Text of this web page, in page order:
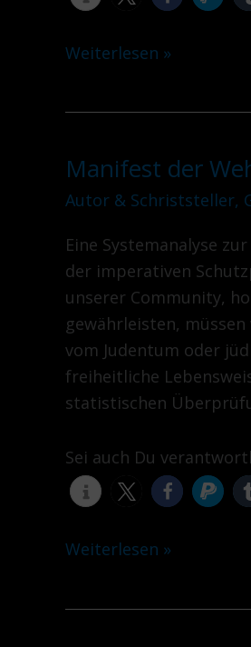
Weiterlesen »
Manifest der
Autor & Schriststeller,
Eine Systemanalyse
der imperativen
unserer Community,
gewährleisten,
vom Judentum oder
freiheitliche
statistischen
Sei auch Du
Manifest
der
Freiheit
Teil
VII
Weiterlesen »